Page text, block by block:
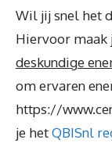
Wil jij snel het
Hiervoor maak
deskundige
om ervaren
https://
je hetQBISnl